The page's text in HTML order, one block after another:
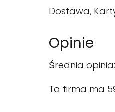
Dostawa,
Opinie
Średnia
Ta firma ma